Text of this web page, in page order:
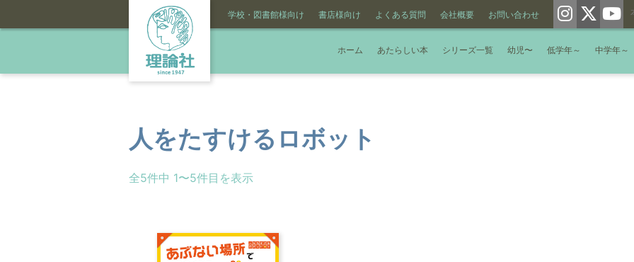
学校・図書館様向け 書店様向け よくある質問 会社概要 お問い合わせ
ホーム あたらしい本 シリーズ一覧 幼児〜 低学年～ 中学年～
人をたすけるロボット
全5件中 1〜5件目を表示